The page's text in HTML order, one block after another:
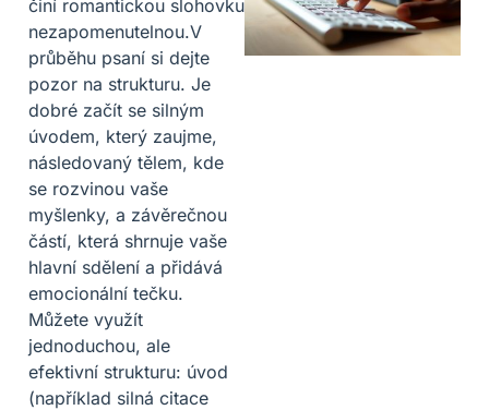
činí romantickou slohovku
nezapomenutelnou.V
průběhu psaní si dejte
pozor na strukturu. Je
dobré začít se silným
úvodem, který zaujme,
následovaný tělem, kde
se rozvinou vaše
myšlenky, a závěrečnou
částí, která shrnuje vaše
hlavní sdělení a přidává
emocionální tečku.
Můžete využít
jednoduchou, ale
efektivní strukturu: úvod
(například silná citace